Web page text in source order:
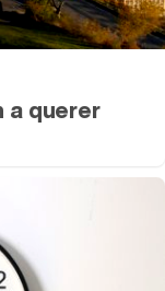
a querer